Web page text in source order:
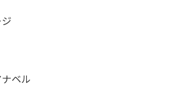
ベル